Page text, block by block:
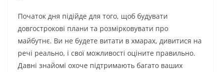
Початок дня підійде для того, щоб будувати
довгострокові плани та розмірковувати про
майбутнє. Ви не будете витати в хмарах, дивитися на
речі реально, і свої можливості оціните правильно.
Давні знайомі охоче підтримають багато ваших